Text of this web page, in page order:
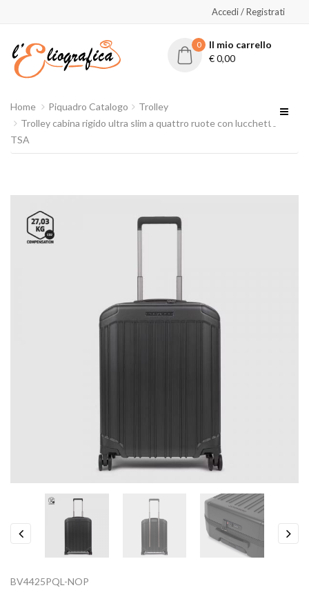
Accedi / Registrati
0
Il mio carrello
€0,00
Home Piquadro Catalogo
Trolley
Trolley cabina rigido ultra slim a quattro ruote con lucchetto
TSA
BV4425PQL-NOP